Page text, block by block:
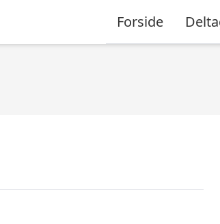
Forside